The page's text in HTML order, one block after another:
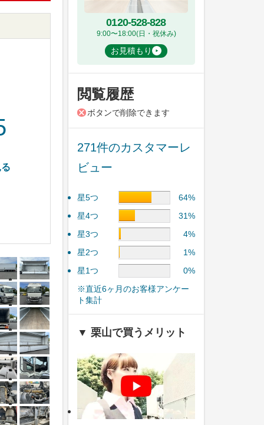
0120-528-828
9:00〜18:00(日・祝休み)
お見積もり
閲覧履歴
ボタンで削除できます
271件のカスタマーレ
ビュー
星5つ
64%
星4つ
31%
星3つ
4%
星2つ
1%
星1つ
0%
※直近6ヶ月のお客様アンケー
ト集計
▼ 栗山で買うメリット